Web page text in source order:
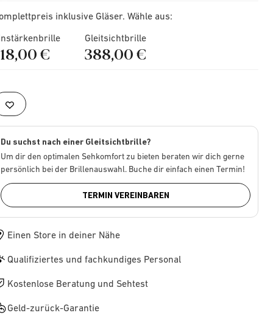
inklusive Gläser. Wähle aus:
€
Gleitsichtbrille
388,00 €
Du suchst nach einer Gleitsichtbrille?
Um dir den optimalen Sehkomfort zu bieten beraten wir dich gerne
persönlich bei der Brillenauswahl. Buche dir einfach einen Termin!
TERMIN VEREINBAREN
Einen Store in deiner Nähe
Qualifiziertes und fachkundiges Personal
Kostenlose Beratung und Sehtest
Geld-zurück-Garantie